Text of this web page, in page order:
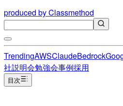
produced by Classmethod
TrendingAWSClaudeBedrock
社説明会勉強会事例採用
目次